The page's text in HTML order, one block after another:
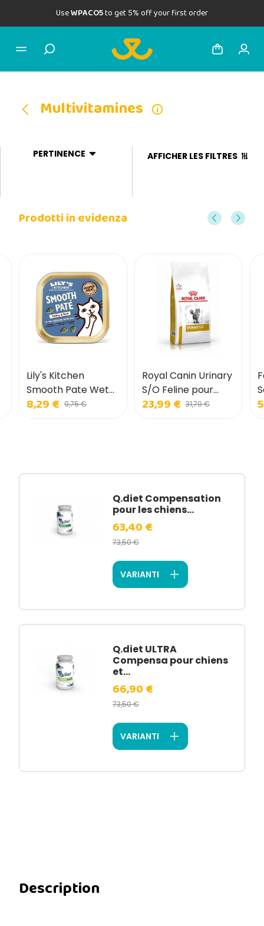
UseWPACO5to get 5% off your first order
Multivitamines
PERTINENCE AFFICHER LES FILTRES
Prodotti in evidenza
Lily's Kitchen
Smooth Pate Wet
Food pour chats
8,29 € 9,75 €
Royal Canin Urinary
S/O Feline pour
chats
23,99 € 31,70 €
Q.diet Compensation
pour les chiens...
63,40 €
73,50 €
VARIANTI
Q.diet ULTRA
Compensa pour chiens
et...
66,90 €
73,50 €
VARIANTI
Description